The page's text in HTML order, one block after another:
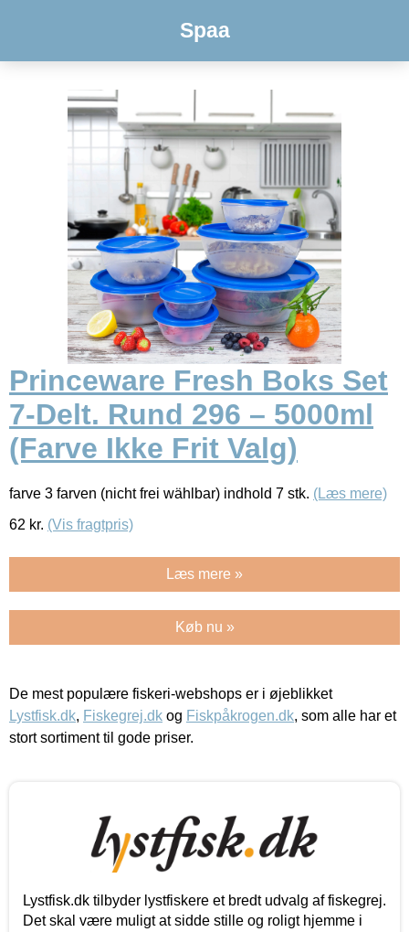
Spaa
Princeware Fresh Boks Set
7-Delt. Rund 296 – 5000ml
(Farve Ikke Frit Valg)
farve 3 farven (nicht frei wählbar) indhold 7 stk. (Læs mere)
62 kr. (Vis fragtpris)
Læs mere »
Køb nu »
De mest populære fiskeri-webshops er i øjeblikket
Lystfisk.dk, Fiskegrej.dk og Fiskpåkrogen.dk, som alle har et
stort sortiment til gode priser.
Lystfisk.dk tilbyder lystfiskere et bredt udvalg af fiskegrej.
Det skal være muligt at sidde stille og roligt hjemme i